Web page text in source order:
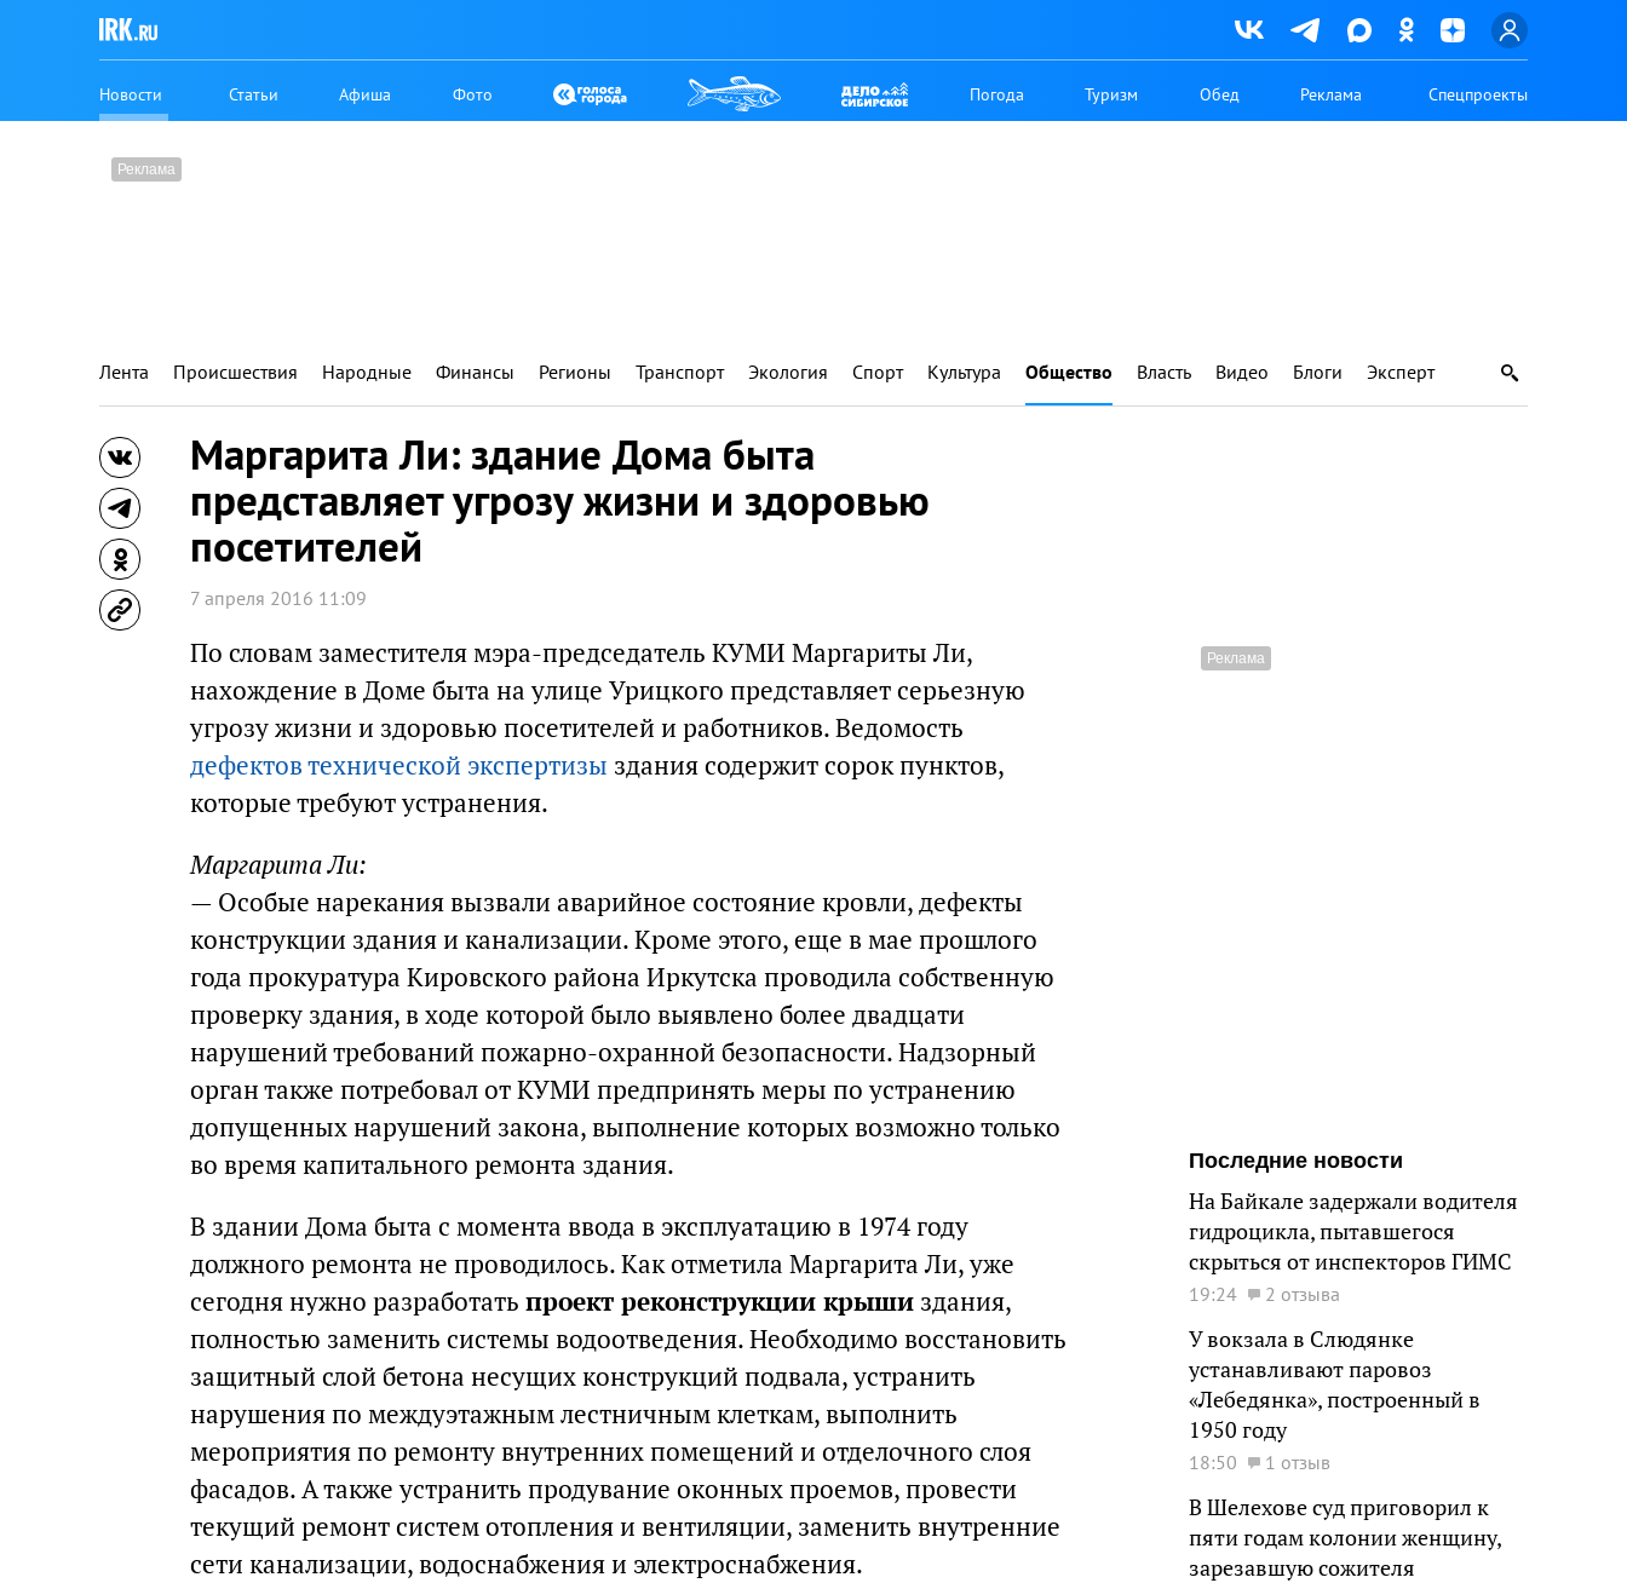
Новости Статьи Афиша Фото Погода Туризм Обед Реклама Спецпроекты
Лента Происшествия Народные Финансы Регионы Транспорт Экология Спорт Культура Общество Власть Видео Блоги Эксперт
Маргарита Ли: здание Дома быта
представляет угрозу жизни и здоровью
посетителей
7 апреля 2016 11:09
По словам заместителя мэра-председатель КУМИ Маргариты Ли,
нахождение в Доме быта на улице Урицкого представляет серьезную
угрозу жизни и здоровью посетителей и работников. Ведомость
дефектов технической экспертизы здания содержит сорок пунктов,
которые требуют устранения.
Маргарита Ли:
— Особые нарекания вызвали аварийное состояние кровли, дефекты
конструкции здания и канализации. Кроме этого, еще в мае прошлого
года прокуратура Кировского района Иркутска проводила собственную
проверку здания, в ходе которой было выявлено более двадцати
нарушений требований пожарно-охранной безопасности. Надзорный
орган также потребовал от КУМИ предпринять меры по устранению
допущенных нарушений закона, выполнение которых возможно только
во время капитального ремонта здания.
В здании Дома быта с момента ввода в эксплуатацию в 1974 году
должного ремонта не проводилось. Как отметила Маргарита Ли, уже
сегодня нужно разработать проект реконструкции крыши здания,
полностью заменить системы водоотведения. Необходимо восстановить
защитный слой бетона несущих конструкций подвала, устранить
нарушения по междуэтажным лестничным клеткам, выполнить
мероприятия по ремонту внутренних помещений и отделочного слоя
фасадов. А также устранить продувание оконных проемов, провести
текущий ремонт систем отопления и вентиляции, заменить внутренние
сети канализации, водоснабжения и электроснабжения.
Последние новости
На Байкале задержали водителя
гидроцикла, пытавшегося
скрыться от инспекторов ГИМС
19:24 2 отзыва
У вокзала в Слюдянке
устанавливают паровоз
«Лебедянка», построенный в
1950 году
18:50 1 отзыв
В Шелехове суд приговорил к
пяти годам колонии женщину,
зарезавшую сожителя